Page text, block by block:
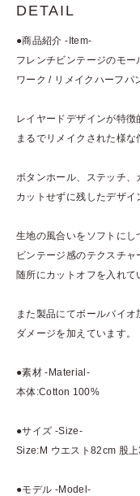
DETAIL
●商品紹介 -Item-
フレンチビンテージのモ
ワーク / リメイクハーフパ
レイヤードデザインが特徴
まるでリメイクされた様な
ボタンホール、ステッチ、
カットせずに残したデザイ
⽣地の⾵合いをソフトにし
ビンテージ感のテクスチャ
随所にカットオフを⼊れて
また製品にてボールバイオ
ダメージを加えています。
●素材 -Material-
本体:Cotton 100%
●サイズ -Size-
Size:M ウエスト82cm 股
●モデル -Model-